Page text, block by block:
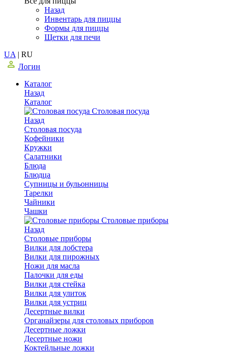
Назад
Инвентарь для пиццы
Формы для пиццы
Щетки для печи
UA | RU
Логин
Каталог
Назад
Каталог
Столовая посуда
Назад
Столовая посуда
Кофейники
Кружки
Салатники
Блюда
Блюдца
Супницы и бульонницы
Тарелки
Чайники
Чашки
Cтоловые приборы
Назад
Cтоловые приборы
Вилки для лобстера
Вилки для пирожных
Ножи для масла
Палочки для еды
Вилки для стейка
Вилки для улиток
Вилки для устриц
Десертные вилки
Органайзеры для столовых приборов
Десертные ложки
Десертные ножи
Коктейльные ложки